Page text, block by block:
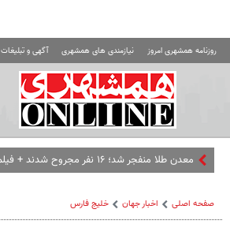
روزنامه همشهری امروز نیازمندی های همشهری آگهی و تبلیغات
معدن طلا منفجر شد؛ ۱۶ نفر مجروح شدند + فیلم
صفحه اصلی اخبار جهان خلیج‌ فارس